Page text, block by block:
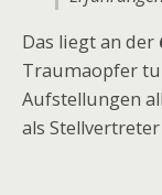
Das liegt an der
Traumaopfer
Aufstellungen
als